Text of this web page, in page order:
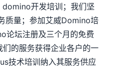
开发培训；我们坚
质量；参加艾威Domino培
论坛注册及三个月的免费
的服务获得企业各户的一
技术培训纳入其服务供应